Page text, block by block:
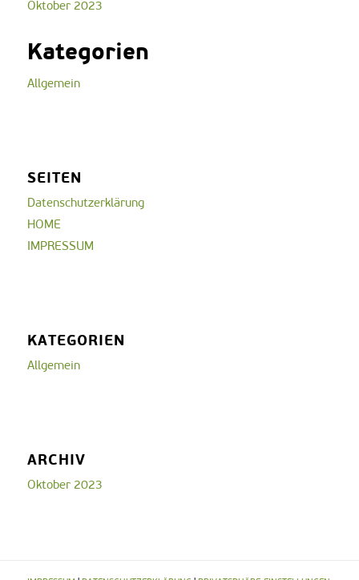
Oktober 2023
Kategorien
Allgemein
SEITEN
Datenschutzerklärung
HOME
IMPRESSUM
KATEGORIEN
Allgemein
ARCHIV
Oktober 2023